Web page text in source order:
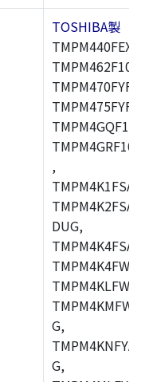
TOSHIBA製
,
DUG,
G,
G,